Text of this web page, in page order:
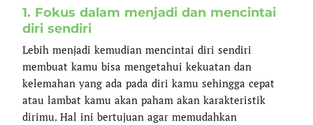
1. Fokus dalam menjadi dan mencintai
diri sendiri
Lebih menjadi kemudian mencintai diri sendiri
membuat kamu bisa mengetahui kekuatan dan
kelemahan yang ada pada diri kamu sehingga cepat
atau lambat kamu akan paham akan karakteristik
dirimu. Hal ini bertujuan agar memudahkan